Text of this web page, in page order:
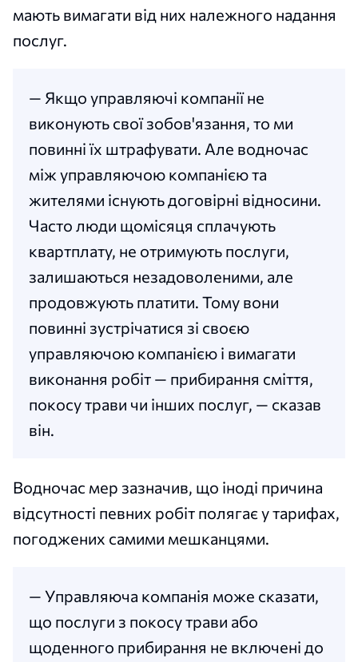
мають вимагати від них належного надання
послуг.
— Якщо управляючі компанії не
виконують свої зобов'язання, то ми
повинні їх штрафувати. Але водночас
між управляючою компанією та
жителями існують договірні відносини.
Часто люди щомісяця сплачують
квартплату, не отримують послуги,
залишаються незадоволеними, але
продовжують платити. Тому вони
повинні зустрічатися зі своєю
управляючою компанією і вимагати
виконання робіт — прибирання сміття,
покосу трави чи інших послуг, — сказав
він.
Водночас мер зазначив, що іноді причина
відсутності певних робіт полягає у тарифах,
погоджених самими мешканцями.
— Управляюча компанія може сказати,
що послуги з покосу трави або
щоденного прибирання не включені до